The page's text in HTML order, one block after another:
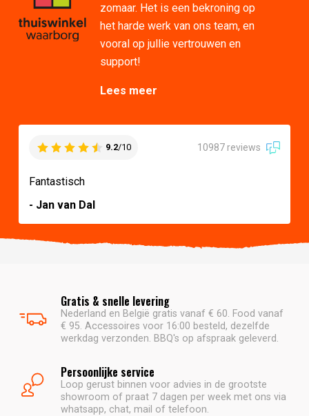
zomaar. Het is een bekroning op
het harde werk van ons team, en
vooral op jullie vertrouwen en
support!
Lees meer
9.2/10 10987 reviews
Fantastisch
- Jan van Dal
Gratis & snelle levering
Nederland en België gratis vanaf € 60. Food vanaf
€ 95. Accessoires voor 16:00 besteld, dezelfde
werkdag verzonden. BBQ's op afspraak geleverd.
Persoonlijke service
Loop gerust binnen voor advies in de grootste
showroom of praat 7 dagen per week met ons via
whatsapp, chat, mail of telefoon.